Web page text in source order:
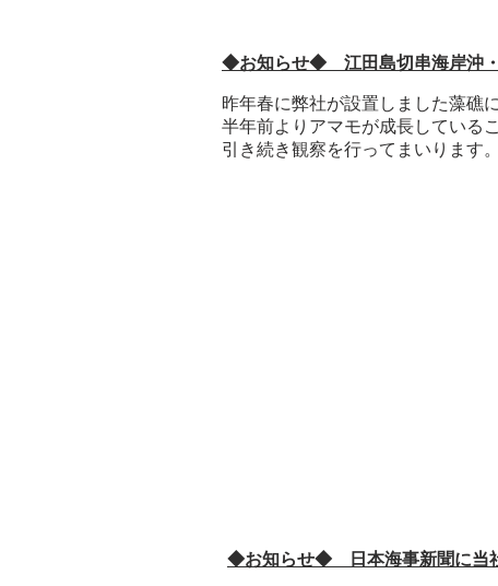
◆お知らせ◆ 江田島切串海岸沖・
昨年春に弊社が設置しました藻礁
半年前よりアマモが成長している
引き続き観察を行ってまいります。
​◆お知らせ◆ 日本海事新聞に当